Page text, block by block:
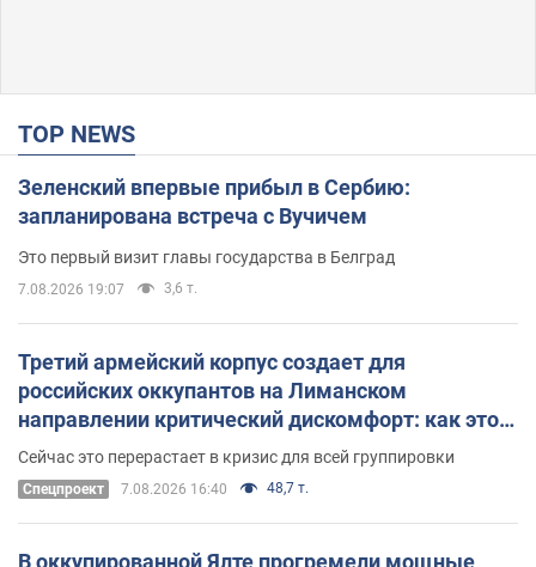
TOP NEWS
Зеленский впервые прибыл в Сербию:
запланирована встреча с Вучичем
Это первый визит главы государства в Белград
7.08.2026 19:07 3,6 т.
Третий армейский корпус создает для
российских оккупантов на Лиманском
направлении критический дискомфорт: как это
удалось
Сейчас это перерастает в кризис для всей группировки
Спецпроект 7.08.2026 16:40 48,7 т.